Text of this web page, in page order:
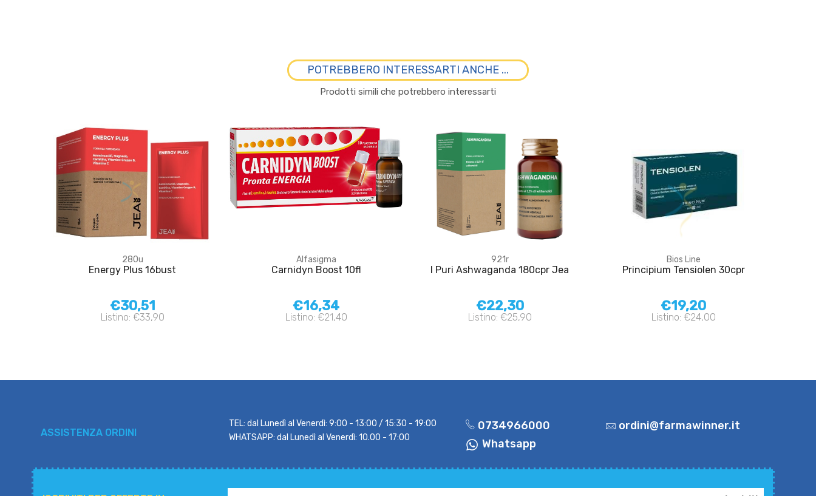
POTREBBERO INTERESSARTI ANCHE ...
Prodotti simili che potrebbero interessarti
280u
Energy Plus 16bust
€30,51
Listino: €33,90
Alfasigma
Carnidyn Boost 10fl
€16,34
Listino: €21,40
921r
I Puri Ashwaganda 180cpr Jea
€22,30
Listino: €25,90
Bios Line
Principium Tensiolen 30cpr
€19,20
Listino: €24,00
ASSISTENZA ORDINI
TEL: dal Lunedì al Venerdì: 9:00 - 13:00 / 15:30 - 19:00
WHATSAPP: dal Lunedì al Venerdì: 10.00 - 17:00
0734966000
Whatsapp
ordini@farmawinner.it